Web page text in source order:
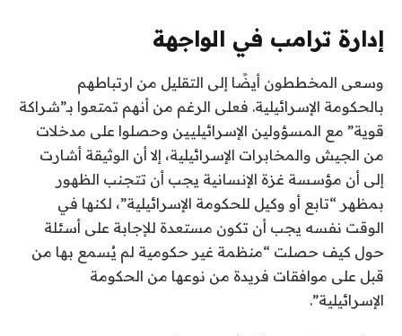
إدارة ترامب في الواجهة
وسعى المخططون أيضًا إلى التقليل من ارتباطهم
بالحكومة الإسرائيلية. فعلى الرغم من أنهم تمتعوا بـ”شراكة
قوية” مع المسؤولين الإسرائيليين وحصلوا على مدخلات
من الجيش والمخابرات الإسرائيلية، إلا أن الوثيقة أشارت
إلى أن مؤسسة غزة الإنسانية يجب أن تتجنب الظهور
بمظهر “تابع أو وكيل للحكومة الإسرائيلية”، لكنها في
الوقت نفسه يجب أن تكون مستعدة للإجابة على أسئلة
حول كيف حصلت “منظمة غير حكومية لم يُسمع بها من
قبل على موافقات فريدة من نوعها من الحكومة
الإسرائيلية”.